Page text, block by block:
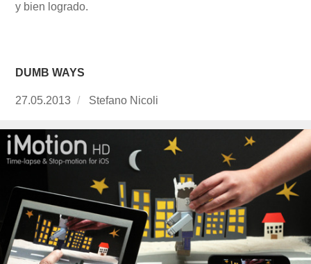
y bien logrado.
DUMB WAYS
Publicado
27.05.2013 https://www.experimenta.es/author/
Stefano Nicoli